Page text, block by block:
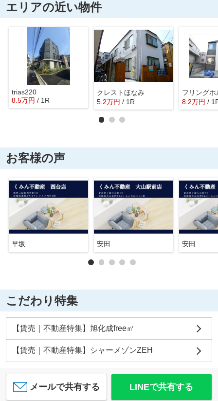
エリアの近い物件
trias220
8.5万円 / 1R
クレストほなみ
5.2万円 / 1R
フリングホ
8.2万円 /
お客様の声
早坂 安田 安田
こだわり特集
【賃売｜不動産特集】旭化成free㎡
【賃売｜不動産特集】シャーメゾンZEH
メールで共有する LINEで共有する